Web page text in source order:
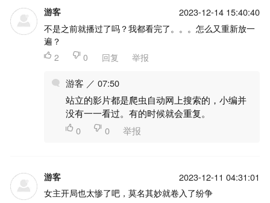
游客 2023-12-14 15:40:40
不是之前就播过了吗？我都看完了。。。怎么又重新放一
遍？
 2  0 回复 举报
游客 ／ 07:50
站立的影片都是爬虫自动网上搜索的，小编并
没有一一看过。有的时候就会重复。
 0  0 举报
游客 2023-12-11 04:31:01
女主开局也太惨了吧，莫名其妙就卷入了纷争